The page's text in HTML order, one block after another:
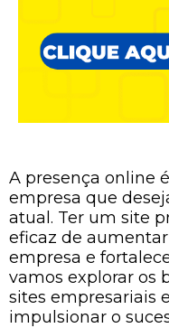
A presença online
empresa que
atual. Ter um site
eficaz de
empresa e
vamos explorar os
sites empresariais
impulsionar o